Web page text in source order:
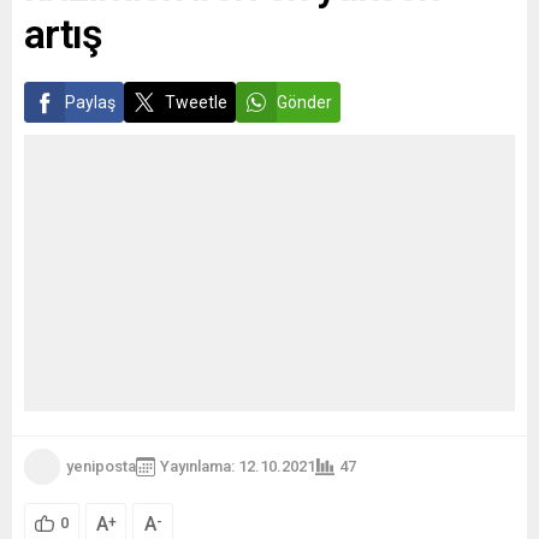
artış
Paylaş Tweetle Gönder
yeniposta Yayınlama: 12.10.2021 47
0 A+ A-